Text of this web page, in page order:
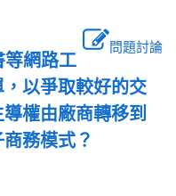
問題討論
等網路工
以爭取較好的交
權由廠商轉移到
商務模式？